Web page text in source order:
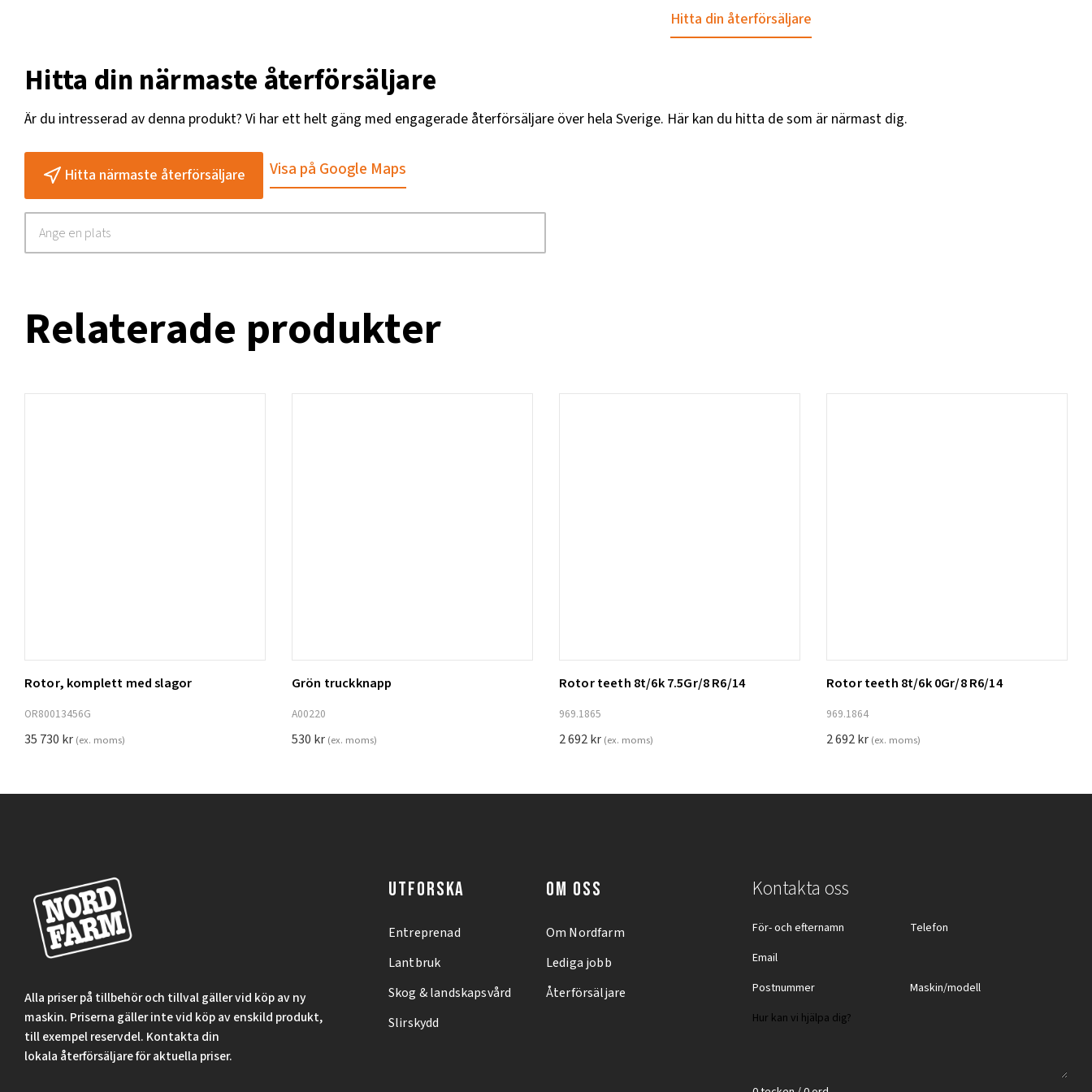
Hitta din återförsäljare
Hitta din närmaste återförsäljare
Är du intresserad av denna produkt? Vi har ett helt gäng med engagerade återförsäljare över hela Sverige. Här kan du hitta de som är närmast dig.
Hitta närmaste återförsäljare Visa på Google Maps
Relaterade produkter
Lägg till i varukorg
Rotor, komplett med slagor
OR80013456G
35 730 kr (ex. moms)
Lägg till i varukorg
Grön truckknapp
A00220
530 kr (ex. moms)
Lägg till i varukorg
Rotor teeth 8t/6k 7.5Gr/8 R6/14
969.1865
2 692kr (ex. moms)
Rotor teeth 8t/6k 0Gr/8 R6/14
969.1864
2 692kr (ex. moms)
Alla priser på tillbehör och tillval gäller vid köp av ny
maskin. Priserna gäller inte vid köp av enskild produkt,
till exempel reservdel. Kontakta din
lokala återförsäljare för aktuella priser.
UTFORSKA
Entreprenad
Lantbruk
Skog & landskapsvård
Slirskydd
OM OSS
Om Nordfarm
Lediga jobb
Återförsäljare
Kontakta oss